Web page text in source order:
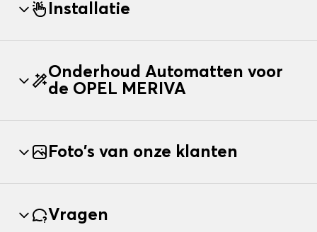
Installatie
Onderhoud Automatten voor
de OPEL MERIVA
Foto's van onze klanten
Vragen